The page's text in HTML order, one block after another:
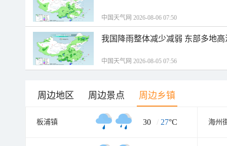
中国天气网 2026-08-06 07:50
我国降雨整体减少减弱 东部多地
中国天气网 2026-08-05 07:56
周边地区 周边景点 周边乡镇
板浦镇 30 / 27°C 海州